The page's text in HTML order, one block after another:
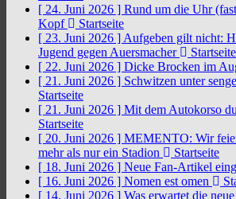
[ 24. Juni 2026 ] Rund um die Uhr
Kopf
Startseite
[ 23. Juni 2026 ] Aufgeben gilt nicht:
Jugend gegen Auersmacher
Startseite
[ 22. Juni 2026 ] Dicke Brocken im
[ 21. Juni 2026 ] Schwitzen unter
Startseite
[ 21. Juni 2026 ] Mit dem Autokorso
Startseite
[ 20. Juni 2026 ] MEMENTO: Wir
mehr als nur ein Stadion
Startseite
[ 18. Juni 2026 ] Neue Fan-Artikel
[ 16. Juni 2026 ] Nomen est omen
[ 14. Juni 2026 ] Was erwartet die